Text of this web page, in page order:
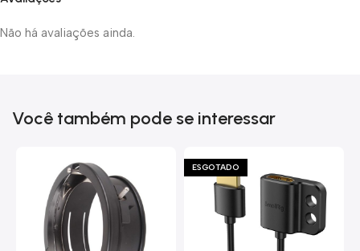
Não há avaliações ainda.
Você também pode se interessar
ESGOTADO